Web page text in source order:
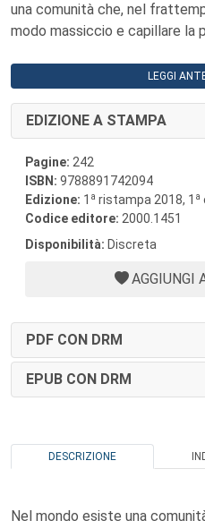
una comunità che, nel
modo massiccio e capillare la
LEGGI
EDIZIONE A STAMPA
Pagine: 242
ISBN: 9788891742094
Edizione: 1 a ristampa 2018, 1 a
Codice editore: 2000.1451
Disponibilità: Discreta
AGGIUNGI
PDF CON DRM
EPUB CON DRM
DESCRIZIONE
Nel mondo esiste una